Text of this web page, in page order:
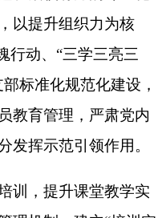
核，坚决杜绝不
人安全底线。
严格落实教育
育支出实现“两
跟踪与绩效评